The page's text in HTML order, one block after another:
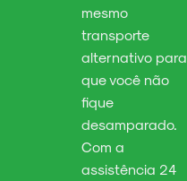
mesmo
transporte
alternativo para
que você não
fique
desamparado.
Com a
assistência 24